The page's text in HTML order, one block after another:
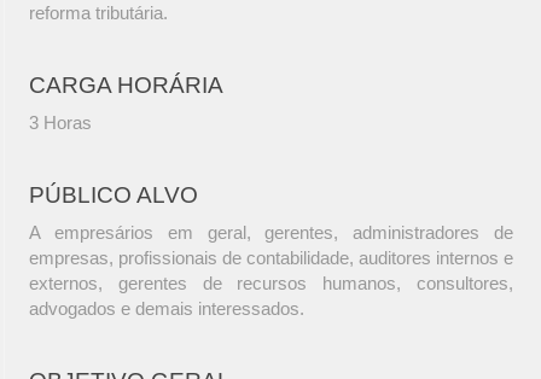
reforma tributária.
CARGA HORÁRIA
3 Horas
PÚBLICO ALVO
A empresários em geral, gerentes, administradores de
empresas, profissionais de contabilidade, auditores internos e
externos, gerentes de recursos humanos, consultores,
advogados e demais interessados.